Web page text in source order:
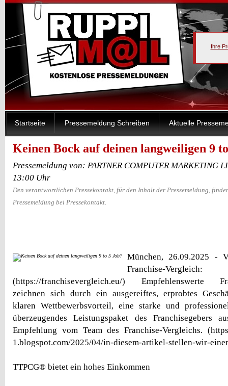
Ihre
Startseite Pressemeldung Schreiben Aktuelle
Keinen Bock auf deinen langweiligen 9
Pressemeldung von: PARTNER COMPUTER MARKETING
13:00 Uhr
Den verantwortlichen Pressekontakt, für den Inhalt der Pressemeldung,
Pressemeldung bei Pressekontakt.
München, 26.09.2025 -
Franchise-Vergleich:
(https://franchisevergleich.eu/) Empfehlenswerte
zeichnen sich durch ein ausgereiftes, erprobtes
klaren Wettbewerbsvorteil, eine starke und
überzeugendes Leistungspaket des Franchisegebers
Empfehlung vom Team des Franchise-Vergleichs.
1.blogspot.com/2025/04/in-diesem-artikel-stellen-wir-
TTPCG® bietet ein hohes Einkommen